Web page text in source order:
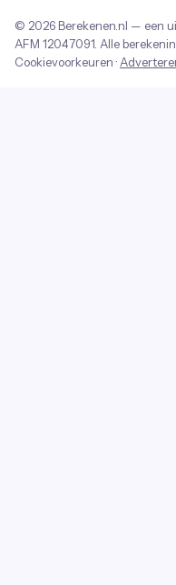
© 2026 Berekenen.nl — een
AFM 12047091 . Alle
Cookievoorkeuren ·